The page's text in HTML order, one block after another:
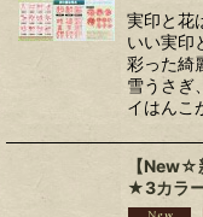
実印と花
いい実印
彩った綺
雪うさぎ
イはんこ
【New☆
★3カラ